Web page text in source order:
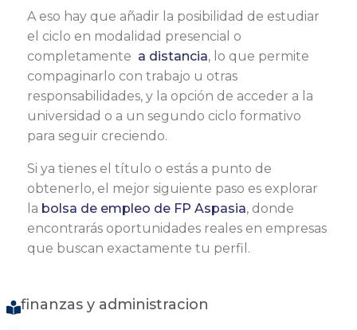
A eso hay que añadir la posibilidad de estudiar
el ciclo en modalidad presencial o
completamente a distancia, lo que permite
compaginarlo con trabajo u otras
responsabilidades, y la opción de acceder a la
universidad o a un segundo ciclo formativo
para seguir creciendo.
Si ya tienes el título o estás a punto de
obtenerlo, el mejor siguiente paso es explorar
la bolsa de empleo de FP Aspasia, donde
encontrarás oportunidades reales en empresas
que buscan exactamente tu perfil.
finanzas y administracion